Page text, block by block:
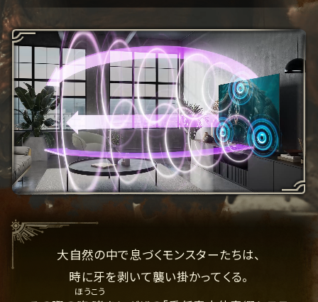
大自然の中で息づくモンスターたちは、
時に牙を剥いて襲い掛かってくる。
ほうこう